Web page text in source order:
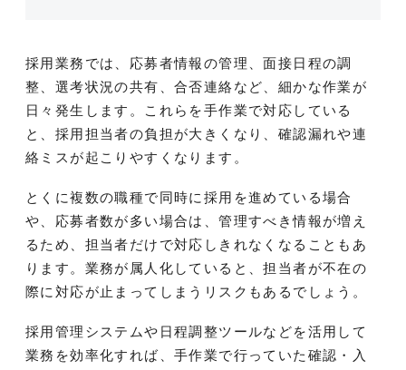
採用業務では、応募者情報の管理、面接日程の調
整、選考状況の共有、合否連絡など、細かな作業が
日々発生します。これらを手作業で対応している
と、採用担当者の負担が大きくなり、確認漏れや連
絡ミスが起こりやすくなります。
とくに複数の職種で同時に採用を進めている場合
や、応募者数が多い場合は、管理すべき情報が増え
るため、担当者だけで対応しきれなくなることもあ
ります。業務が属人化していると、担当者が不在の
際に対応が止まってしまうリスクもあるでしょう。
採用管理システムや日程調整ツールなどを活用して
業務を効率化すれば、手作業で行っていた確認・入